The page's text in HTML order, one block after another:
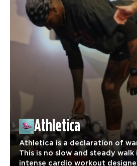
Athletica
Athletica is a declaration of
This is no slow and steady walk
intense cardio workout